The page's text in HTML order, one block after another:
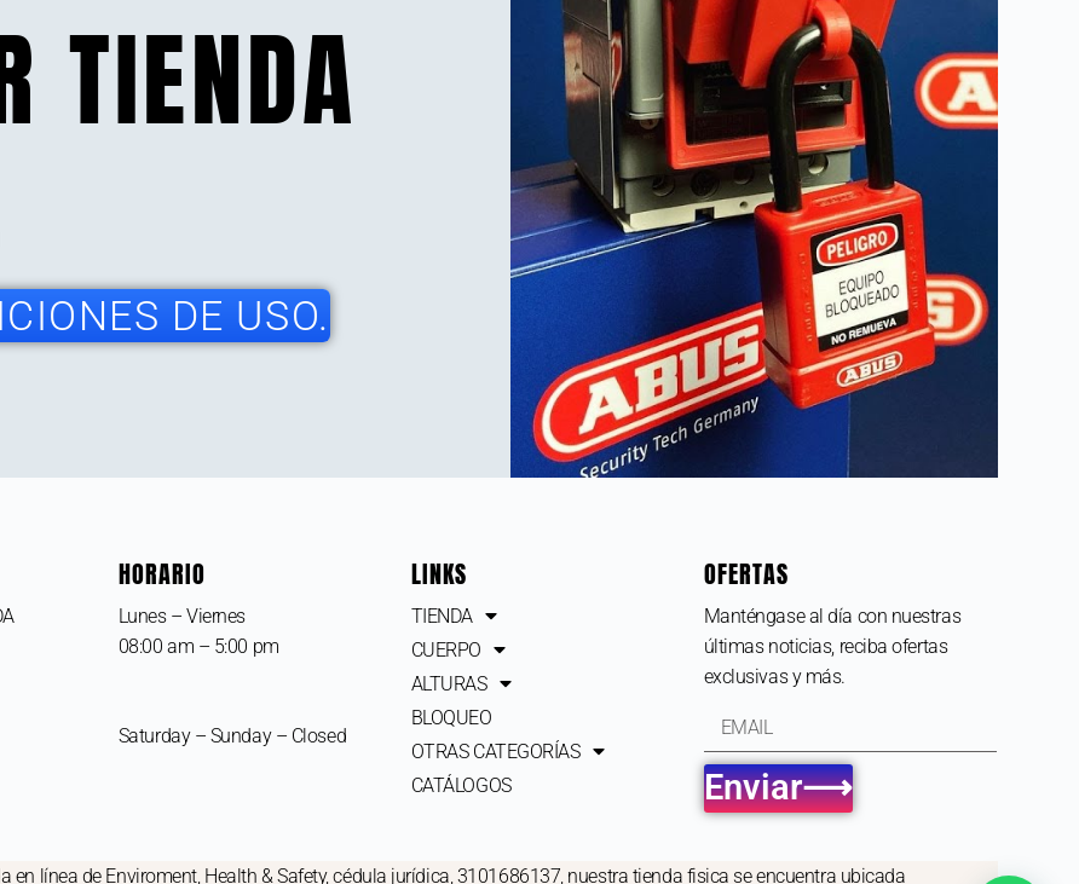
TIENDA
DE USO.
HORARIO
Lunes – Viernes
08:00 am – 5:00 pm
Saturday – Sunday – Closed
LINKS
TIENDA
CUERPO
ALTURAS
BLOQUEO
OTRAS CATEGORÍAS
CATÁLOGOS
OFERTAS
Manténgase al día con nuestras
últimas noticias, reciba ofertas
exclusivas y más.
Enviar⟶
en línea de Enviroment, Health & Safety, cédula jurídica, 3101686137, nuestra tienda fisica se encuentra ubicada